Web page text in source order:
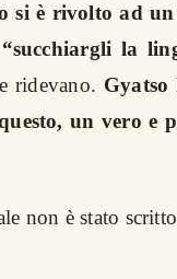
si è rivolto ad
la
ridevano.
un vero e
non è stato